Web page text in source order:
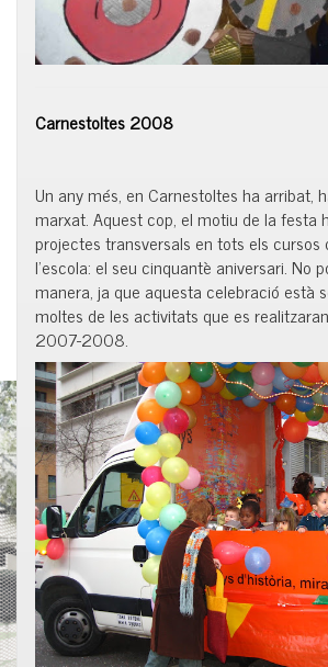
Carnestoltes 2008
Un any més, en Carnestoltes ha arribat,
marxat. Aquest cop, el motiu de la festa
projectes transversals en tots els cursos
l’escola: el seu cinquantè aniversari. No
manera, ja que aquesta celebració està
moltes de les activitats que es
2007-2008.